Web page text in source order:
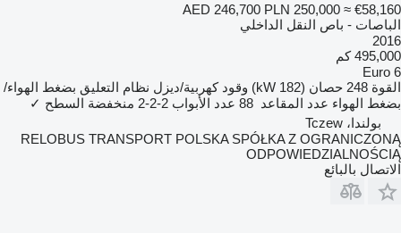
AED 246,700 PLN 250,000 ≈ €58,160
الباصات - باص النقل الداخلي
2016
495,000 كم
Euro 6
القوة 248 حصان (182 kW) وقود كهربية/ديزل نظام التعليق بضغط الهواء/
بضغط الهواء عدد المقاعد 88 عدد الأبواب 2-2-2 منخفضة السطح ✓
بولندا، Tczew
RELOBUS TRANSPORT POLSKA SPÓŁKA Z OGRANICZONĄ
ODPOWIEDZIALNOŚCIĄ
الاتصال بالبائع